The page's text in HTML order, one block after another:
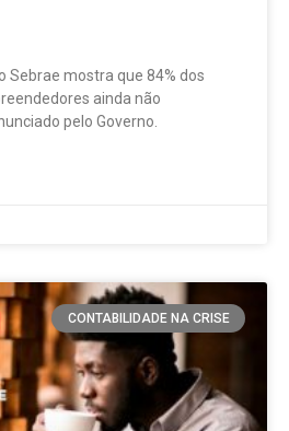
Sebrae mostra que 84% dos
ainda não
pelo Governo.
CONTABILIDADE NA CRISE